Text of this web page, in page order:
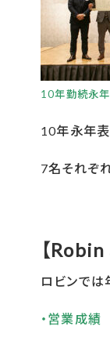
10年勤続永
10年永年表
7名それぞ
【Robin
ロビンでは
・営業成績